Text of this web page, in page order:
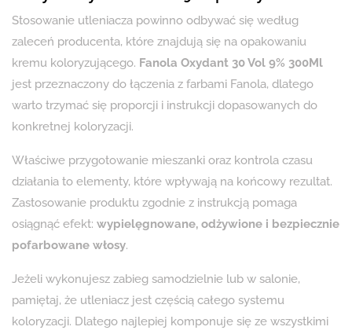
Stosowanie utleniacza powinno odbywać się według
zaleceń producenta, które znajdują się na opakowaniu
kremu koloryzującego. Fanola Oxydant 30 Vol 9% 300Ml
jest przeznaczony do łączenia z farbami Fanola, dlatego
warto trzymać się proporcji i instrukcji dopasowanych do
konkretnej koloryzacji.
Właściwe przygotowanie mieszanki oraz kontrola czasu
działania to elementy, które wpływają na końcowy rezultat.
Zastosowanie produktu zgodnie z instrukcją pomaga
osiągnąć efekt: wypielęgnowane, odżywione i bezpiecznie
pofarbowane włosy.
Jeżeli wykonujesz zabieg samodzielnie lub w salonie,
pamiętaj, że utleniacz jest częścią całego systemu
koloryzacji. Dlatego najlepiej komponuje się ze wszystkimi